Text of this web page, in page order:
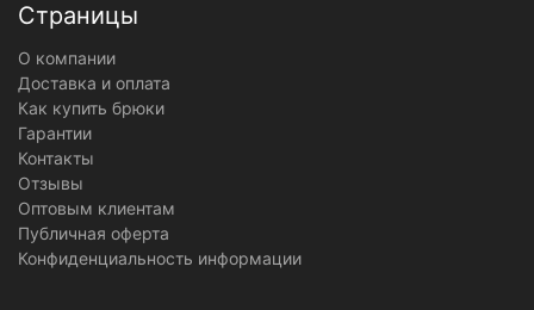
Страницы
О компании
Доставка и оплата
Как купить брюки
Гарантии
Контакты
Отзывы
Оптовым клиентам
Публичная оферта
Конфиденциальность информации